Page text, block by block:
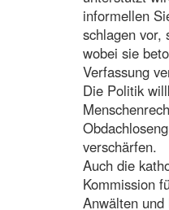
informellen
schlagen vor,
wobei sie
Verfassung
Die Politik
verschärfen.
Auch die
Kommission
Anwälten